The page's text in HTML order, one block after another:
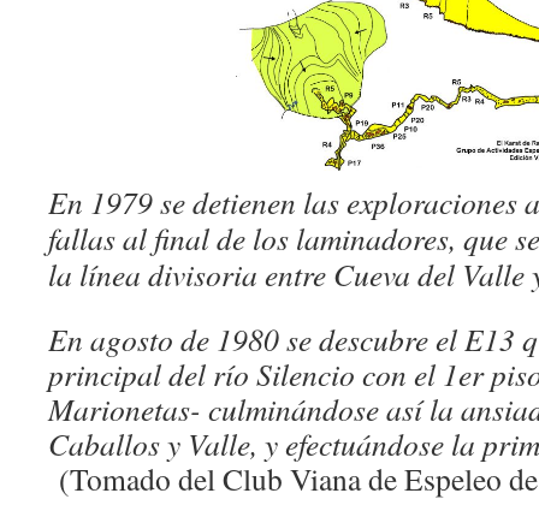
En 1979 se detienen las exploraciones
fallas al final de los laminadores, que
la línea divisoria entre Cueva del Valle
En agosto de 1980 se descubre el E13
principal del río Silencio con el 1er
Marionetas- culminándose así la
Caballos y Valle, y efectuándose la
(Tomado del Club Viana de Espeleo